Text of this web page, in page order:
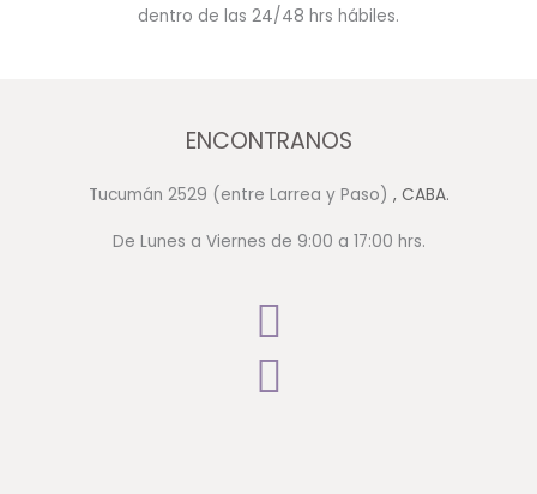
dentro de las 24/48 hrs hábiles.
ENCONTRANOS
Tucumán 2529 (entre Larrea y Paso) , CABA.
De Lunes a Viernes de 9:00 a 17:00 hrs.